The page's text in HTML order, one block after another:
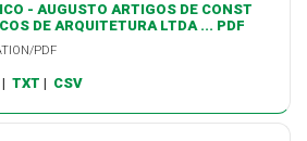
- AUGUSTO ARTIGOS DE CONST
DE ARQUITETURA LTDA ... PDF
PDF
| TXT | CSV